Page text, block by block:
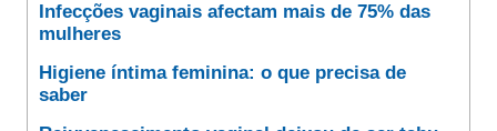
Infecções vaginais afectam mais de 75% das
mulheres
Higiene íntima feminina: o que precisa de
saber